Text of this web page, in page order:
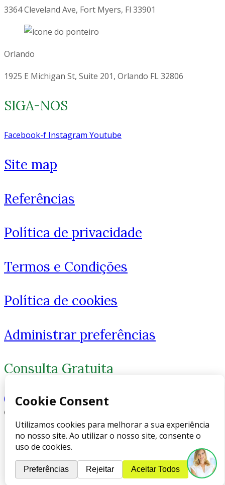
3364 Cleveland Ave, Fort Myers, Fl 33901
Orlando
1925 E Michigan St, Suite 201, Orlando FL 32806
SIGA-NOS
Facebook-f Instagram Youtube
Site map
Referências
Política de privacidade
Termos e Condições
Política de cookies
Administrar preferências
Consulta Gratuita
(800) 341-8823
© 2026 Advogado Florida
1